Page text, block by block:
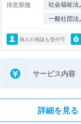
得意業種 社会福祉法
一般社団法
個人の相談も受付可
サービス内容
詳細を見る